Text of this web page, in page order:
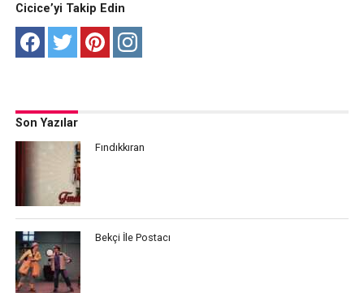
Cicice’yi Takip Edin
Son Yazılar
Fındıkkıran
Bekçi İle Postacı